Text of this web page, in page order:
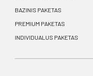
BAZINIS PAKETAS
PREMIUM PAKETAS
INDIVIDUALUS PAKETAS